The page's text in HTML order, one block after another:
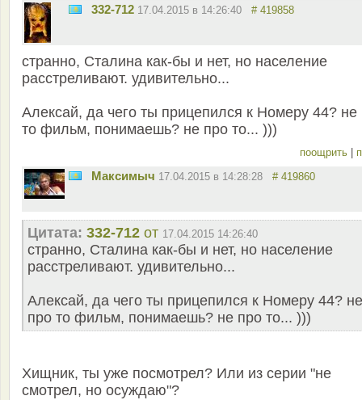
332-712 17.04.2015 в 14:26:40 # 419858
странно, Сталина как-бы и нет, но население
расстреливают. удивительно...
Алексай, да чего ты прицепился к Номеру 44? не
то фильм, понимаешь? не про то... )))
поощрить
Максимыч 17.04.2015 в 14:28:28 # 419860
Цитата: 332-712 от 17.04.2015 14:26:40
странно, Сталина как-бы и нет, но население
расстреливают. удивительно...
Алексай, да чего ты прицепился к Номеру 44? не
про то фильм, понимаешь? не про то... )))
Хищник, ты уже посмотрел? Или из серии "не
смотрел, но осуждаю"?